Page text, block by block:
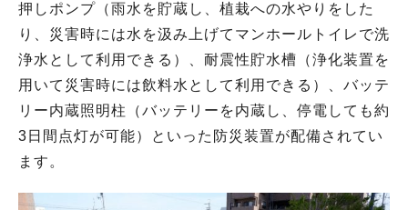
押しポンプ（雨水を貯蔵し、植栽への水やりをした
り、災害時には水を汲み上げてマンホールトイレで洗
浄水として利用できる）、耐震性貯水槽（浄化装置を
用いて災害時には飲料水として利用できる）、バッテ
リー内蔵照明柱（バッテリーを内蔵し、停電しても約
3日間点灯が可能）といった防災装置が配備されてい
ます。